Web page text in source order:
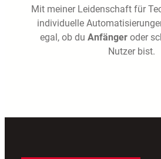
Mit meiner Leidenschaft für
individuelle
egal, ob du Anfängeroder
Nutzer bist.